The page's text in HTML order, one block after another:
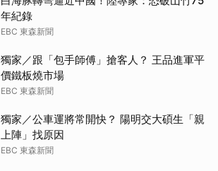
年紀錄
EBC 東森新聞
獨家／跟「包手師傅」搶客人？ 王品進軍平
價鐵板燒市場
EBC 東森新聞
獨家／公車運將常開快？ 陽明交大碩生「親
上陣」找原因
EBC 東森新聞